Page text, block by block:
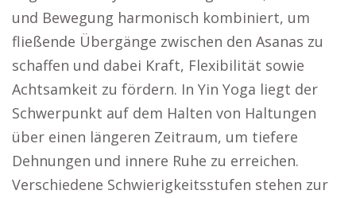
und Bewegung harmonisch kombiniert, um
fließende Übergänge zwischen den Asanas zu
schaffen und dabei Kraft, Flexibilität sowie
Achtsamkeit zu fördern. In Yin Yoga liegt der
Schwerpunkt auf dem Halten von Haltungen
über einen längeren Zeitraum, um tiefere
Dehnungen und innere Ruhe zu erreichen.
Verschiedene Schwierigkeitsstufen stehen zur